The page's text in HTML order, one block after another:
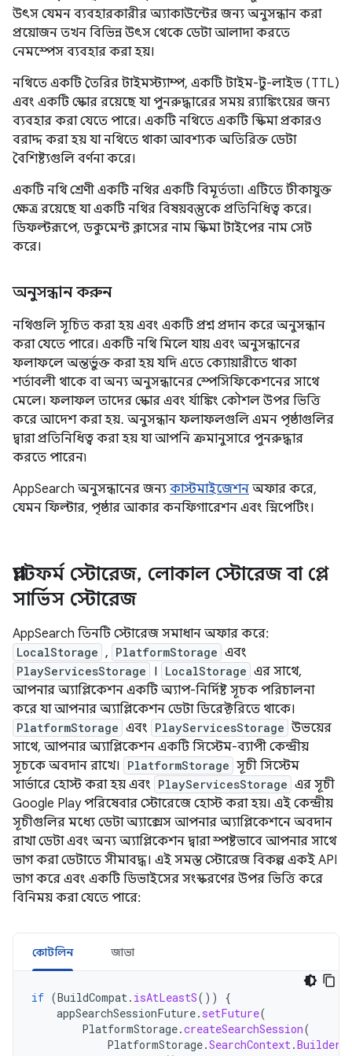
উৎস যেমন ব্যবহারকারীর অ্যাকাউন্টের জন্য অনুসন্ধান করা
প্রয়োজন তখন বিভিন্ন উৎস থেকে ডেটা আলাদা করতে
নেমস্পেস ব্যবহার করা হয়।
নথিতে একটি তৈরির টাইমস্ট্যাম্প, একটি টাইম-টু-লাইভ (TTL)
এবং একটি স্কোর রয়েছে যা পুনরুদ্ধারের সময় র‌্যাঙ্কিংয়ের জন্য
ব্যবহার করা যেতে পারে। একটি নথিতে একটি স্কিমা প্রকারও
বরাদ্দ করা হয় যা নথিতে থাকা আবশ্যক অতিরিক্ত ডেটা
বৈশিষ্ট্যগুলি বর্ণনা করে।
একটি নথি শ্রেণী একটি নথির একটি বিমূর্ততা। এটিতে টীকাযুক্ত
ক্ষেত্র রয়েছে যা একটি নথির বিষয়বস্তুকে প্রতিনিধিত্ব করে।
ডিফল্টরূপে, ডকুমেন্ট ক্লাসের নাম স্কিমা টাইপের নাম সেট
করে।
অনুসন্ধান করুন
নথিগুলি সূচিত করা হয় এবং একটি প্রশ্ন প্রদান করে অনুসন্ধান
করা যেতে পারে। একটি নথি মিলে যায় এবং অনুসন্ধানের
ফলাফলে অন্তর্ভুক্ত করা হয় যদি এতে ক্যোয়ারীতে থাকা
শর্তাবলী থাকে বা অন্য অনুসন্ধানের স্পেসিফিকেশনের সাথে
মেলে। ফলাফল তাদের স্কোর এবং র্যাঙ্কিং কৌশল উপর ভিত্তি
করে আদেশ করা হয়. অনুসন্ধান ফলাফলগুলি এমন পৃষ্ঠাগুলির
দ্বারা প্রতিনিধিত্ব করা হয় যা আপনি ক্রমানুসারে পুনরুদ্ধার
করতে পারেন৷
AppSearch অনুসন্ধানের জন্য কাস্টমাইজেশন অফার করে,
যেমন ফিল্টার, পৃষ্ঠার আকার কনফিগারেশন এবং স্নিপেটিং।
প্ল্যাটফর্ম স্টোরেজ, লোকাল স্টোরেজ বা প্লে
সার্ভিস স্টোরেজ
AppSearch তিনটি স্টোরেজ সমাধান অফার করে:
LocalStorage , PlatformStorage এবং
PlayServicesStorage । LocalStorage এর সাথে,
আপনার অ্যাপ্লিকেশন একটি অ্যাপ-নির্দিষ্ট সূচক পরিচালনা
করে যা আপনার অ্যাপ্লিকেশন ডেটা ডিরেক্টরিতে থাকে।
PlatformStorage এবং PlayServicesStorage উভয়ের
সাথে, আপনার অ্যাপ্লিকেশন একটি সিস্টেম-ব্যাপী কেন্দ্রীয়
সূচকে অবদান রাখে।
PlatformStorage সূচী সিস্টেম
সার্ভারে হোস্ট করা হয় এবং PlayServicesStorage এর সূচী
Google Play পরিষেবার স্টোরেজে হোস্ট করা হয়। এই কেন্দ্রীয়
সূচীগুলির মধ্যে ডেটা অ্যাক্সেস আপনার অ্যাপ্লিকেশনে অবদান
রাখা ডেটা এবং অন্য অ্যাপ্লিকেশন দ্বারা স্পষ্টভাবে আপনার সাথে
ভাগ করা ডেটাতে সীমাবদ্ধ। এই সমস্ত স্টোরেজ বিকল্প একই API
ভাগ করে এবং একটি ডিভাইসের সংস্করণের উপর ভিত্তি করে
বিনিময় করা যেতে পারে:
কোটলিন জাভা
if (BuildCompat. isAtLeastS())
{
appSearchSessionFuture. setFuture(
PlatformStorage.createSearchSession(
PlatformStorage.SearchContext.Builder